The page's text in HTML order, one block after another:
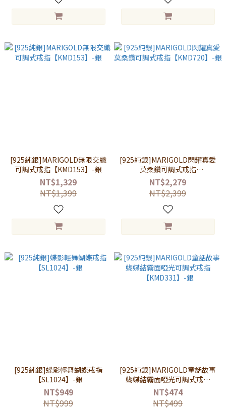
[925純銀]MARIGOLD無限交織
可調式戒指【KMD153】-銀
NT$1,329
NT$1,399
[925純銀]MARIGOLD閃耀真愛
莫桑鑽可調式戒指
【KMD720】-銀
NT$2,279
NT$2,399
[925純銀]蝶影輕舞蝴蝶戒指
【SL1024】-銀
NT$949
NT$999
[925純銀]MARIGOLD童話故事
蝴蝶結霧面啞光可調式戒指
【KMD331】-銀
NT$474
NT$499